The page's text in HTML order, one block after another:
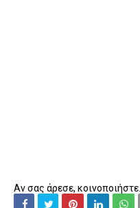
Αν σας άρεσε, κοινοποιήστε...